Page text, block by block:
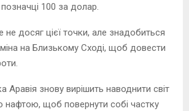
100 за долар.
досяг цієї точки, але знадобиться
на Близькому Сході, щоб довести
Аравія знову вирішить наводнити світ
щоб повернути собі частку